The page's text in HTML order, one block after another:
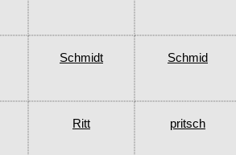
Schmidt Schmid
Ritt pritsch